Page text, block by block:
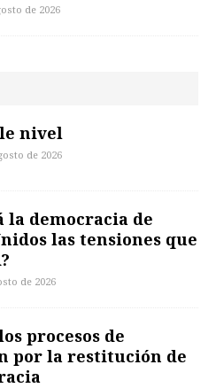
de 2026
nivel
de 2026
la democracia de
las tensiones que
de 2026
procesos de
por la restitución de